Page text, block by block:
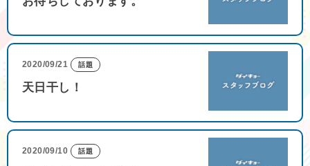
2020/09/21 話題
天日干し！
2020/09/10 話題